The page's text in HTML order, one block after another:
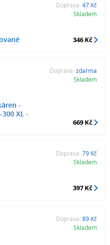
Doprava: 47 Kč
Skladem
346 Kč
-
XL -
Doprava: zdarma
Skladem
669 Kč
Doprava: 79 Kč
Skladem
397 Kč
Doprava: 89 Kč
Skladem